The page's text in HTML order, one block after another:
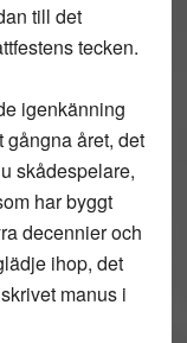
till det
tecken.
igenkänning
gångna året, det
skådespelare,
har byggt
decennier och
ihop, det
manus i